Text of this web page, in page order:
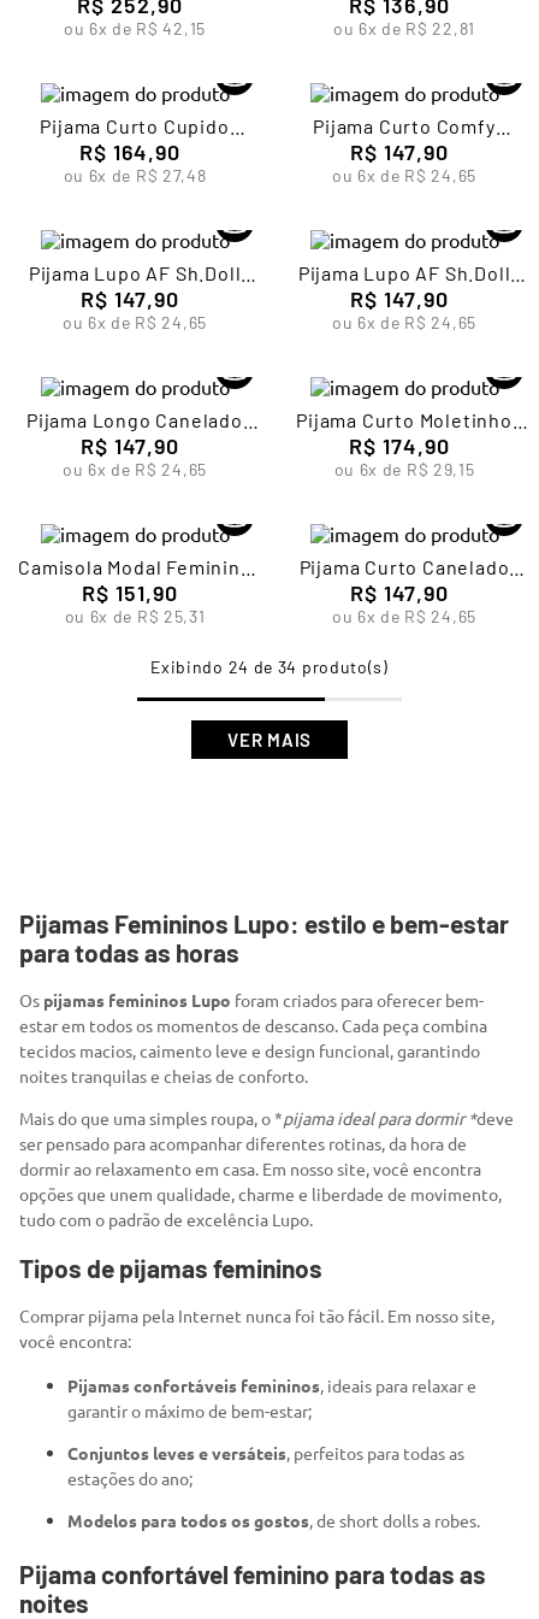
ou 6x de R$ 42,15 ou 6x de R$ 22,81
Pijama Curto Cupido
Feminino Lupo
R$ 164,90
ou 6x de R$ 27,48
Pijama Curto Comfy
Feminino Lupo
R$ 147,90
ou 6x de R$ 24,65
Pijama Lupo AF Sh.Doll
Gravataria
R$ 147,90
ou 6x de R$ 24,65
Pijama Lupo AF Sh.Doll
Floral Babados
R$ 147,90
ou 6x de R$ 24,65
Pijama Longo Canelado
Feminino Lupo
R$ 147,90
ou 6x de R$ 24,65
Pijama Curto Moletinho
Feminino Lupo
R$ 174,90
ou 6x de R$ 29,15
Camisola Modal Feminina
Lupo
R$ 151,90
ou 6x de R$ 25,31
Pijama Curto Canelado
Feminino Lupo
R$ 147,90
ou 6x de R$ 24,65
24 de 34
Pijamas Femininos Lupo: estilo e bem-estar
para todas as horas
Os pijamas femininos Lupo foram criados para oferecer bem-
estar em todos os momentos de descanso. Cada peça combina
tecidos macios, caimento leve e design funcional, garantindo
noites tranquilas e cheias de conforto.
Mais do que uma simples roupa, o *pijama ideal para dormir *deve
ser pensado para acompanhar diferentes rotinas, da hora de
dormir ao relaxamento em casa. Em nosso site, você encontra
opções que unem qualidade, charme e liberdade de movimento,
tudo com o padrão de excelência Lupo.
Tipos de pijamas femininos
Comprar pijama pela Internet nunca foi tão fácil. Em nosso site,
você encontra:
Pijamas confortáveis femininos, ideais para relaxar e
garantir o máximo de bem-estar;
Conjuntos leves e versáteis, perfeitos para todas as
estações do ano;
Modelos para todos os gostos, de short dolls a robes.
Pijama confortável feminino para todas as
noites